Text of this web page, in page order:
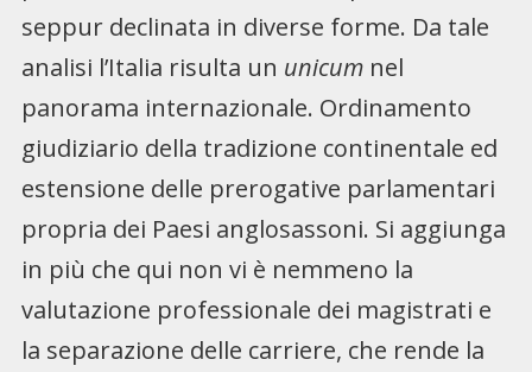
seppur declinata in diverse forme. Da tale
analisi l’Italia risulta un unicumnel
panorama internazionale. Ordinamento
giudiziario della tradizione continentale ed
estensione delle prerogative parlamentari
propria dei Paesi anglosassoni. Si aggiunga
in più che qui non vi è nemmeno la
valutazione professionale dei magistrati e
la separazione delle carriere, che rende la